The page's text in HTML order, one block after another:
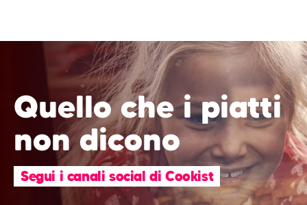
Quello che i piatti
non dicono
Segui i canali social di Cookist